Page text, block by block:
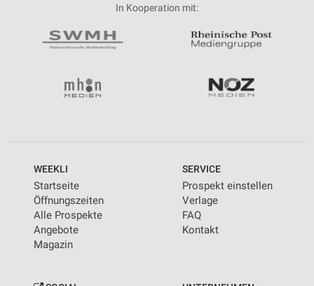
In Kooperation mit:
WEEKLI
Startseite
Öffnungszeiten
Alle Prospekte
Angebote
Magazin
SERVICE
Prospekt einstellen
Verlage
FAQ
Kontakt